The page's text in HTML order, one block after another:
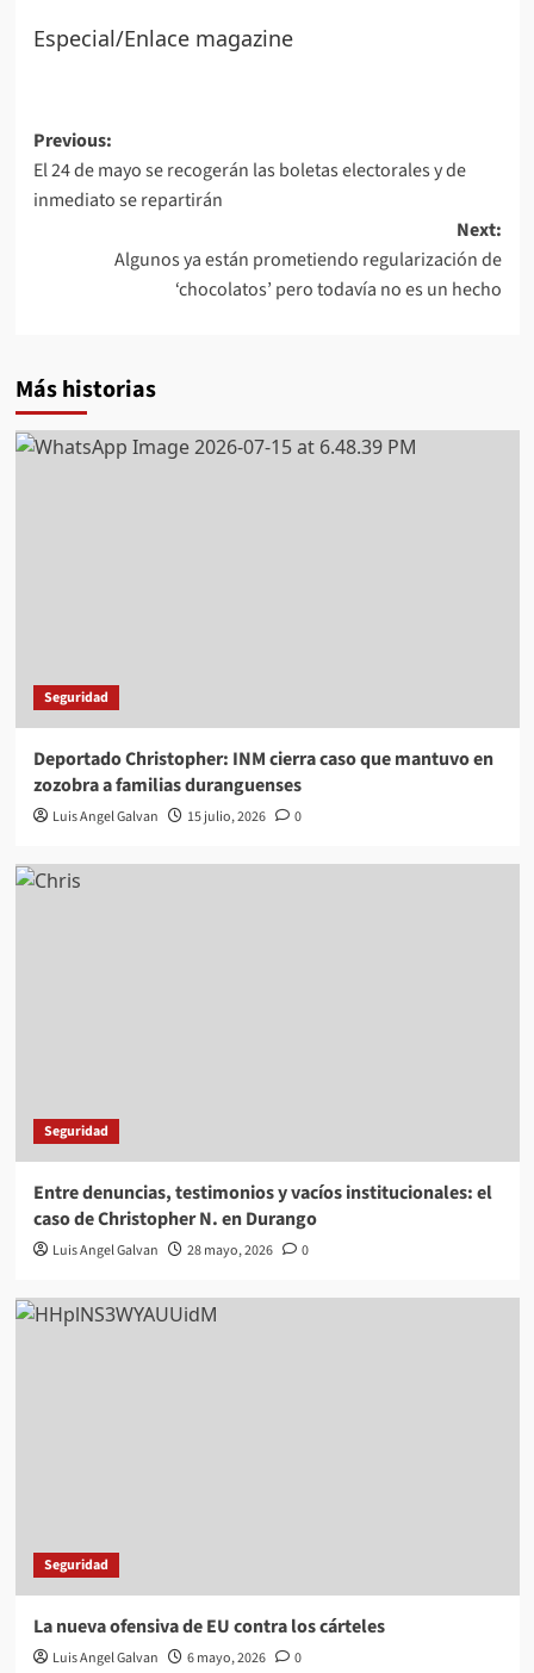
Especial/Enlace magazine
Post
navigation
Previous:
El 24 de mayo se recogerán las boletas electorales y de
inmediato se repartirán
Next:
Algunos ya están prometiendo regularización de
‘chocolatos’ pero todavía no es un hecho
Más historias
Seguridad
Deportado Christopher: INM cierra caso que mantuvo en
zozobra a familias duranguenses
Luis Angel Galvan 15 julio, 2026 0
Seguridad
Entre denuncias, testimonios y vacíos institucionales: el
caso de Christopher N. en Durango
Luis Angel Galvan 28 mayo, 2026 0
Seguridad
La nueva ofensiva de EU contra los cárteles
Luis Angel Galvan 6 mayo, 2026 0